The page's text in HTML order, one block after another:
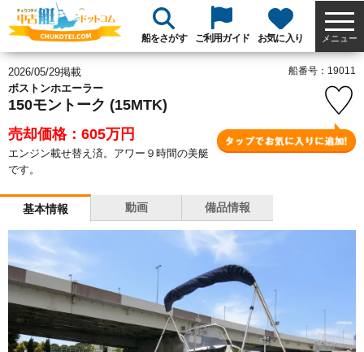
船をさがす ご利用ガイド お気に入り メニュー
2026/05/29掲載
ボストンホエーラー
150モントーク (15MTK)
売却価格：605万円
エンジン載せ替え済。アワー９時間の美艇
です。
船番号：19011
基本情報 動画 備品情報